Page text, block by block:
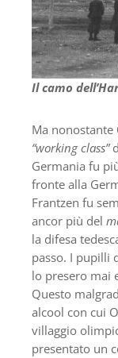
Il camo
Ma nonostante
“working class”
Germania fu
fronte alla
Frantzen fu
ancor più del
la difesa
passo. I pupilli
lo presero mai
Questo
alcool con cui
villaggio
presentato un